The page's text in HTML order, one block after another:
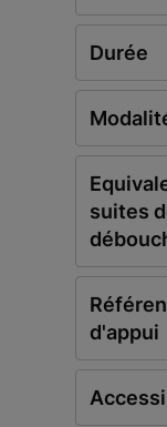
Durée
suites
d'appui